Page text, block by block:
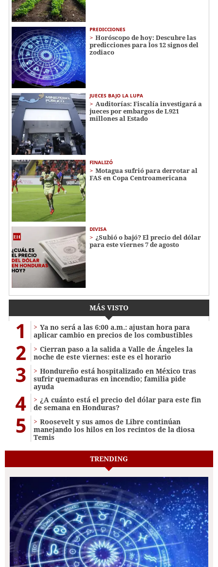
PREDICCIONES
Horóscopo de hoy: Descubre las
predicciones para los 12 signos del
zodiaco
JUECES BAJO LA LUPA
Auditorías: Fiscalía investigará a
jueces por embargos de L921
millones al Estado
FINALIZÓ
Motagua sufrió para derrotar al
FAS en Copa Centroamericana
DIVISA
¿Subió o bajó? El precio del dólar
para este viernes 7 de agosto
MÁS VISTO
1
Ya no será a las 6:00 a.m.: ajustan hora para
aplicar cambio en precios de los combustibles
2
Cierran paso a la salida a Valle de Ángeles la
noche de este viernes: este es el horario
3
Hondureño está hospitalizado en México tras
sufrir quemaduras en incendio; familia pide
ayuda
4
¿A cuánto está el precio del dólar para este fin
de semana en Honduras?
5
Roosevelt y sus amos de Libre continúan
manejando los hilos en los recintos de la diosa
Temis
TRENDING